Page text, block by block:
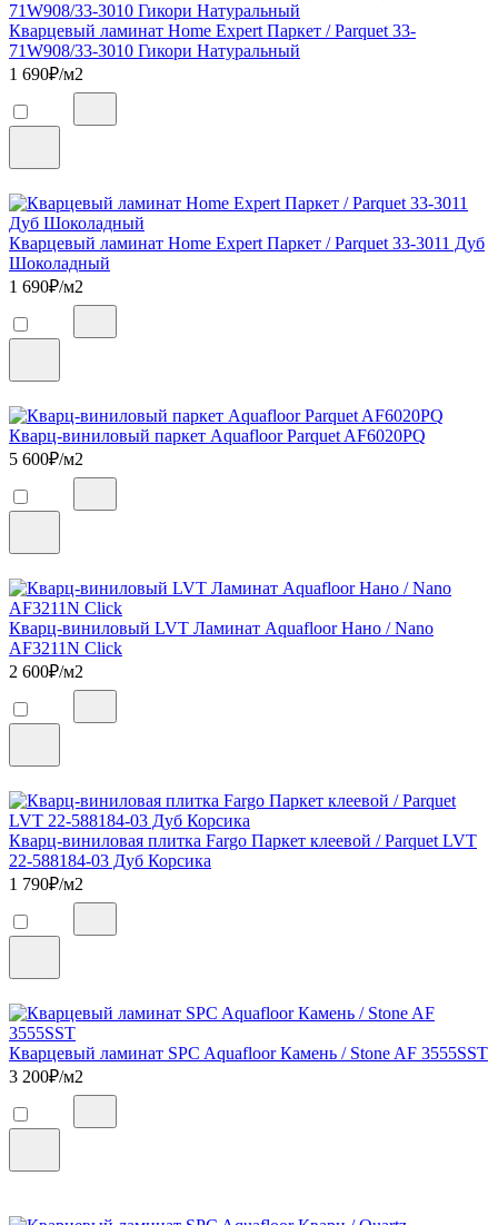
Кварцевый ламинат Home Expert Паркет / Parquet 33-
71W908/33-3010 Гикори Натуральный
1 690₽/м2
Кварцевый ламинат Home Expert Паркет / Parquet 33-3011 Дуб
Шоколадный
1 690₽/м2
Кварц-виниловый паркет Aquafloor Parquet AF6020PQ
5 600₽/м2
Кварц-виниловый LVT Ламинат Aquafloor Нано / Nano
AF3211N Click
2 600₽/м2
Кварц-виниловая плитка Fargo Паркет клеевой / Parquet LVT
22-588184-03 Дуб Корсика
1 790₽/м2
Кварцевый ламинат SPC Aquafloor Камень / Stone AF 3555SST
3 200₽/м2